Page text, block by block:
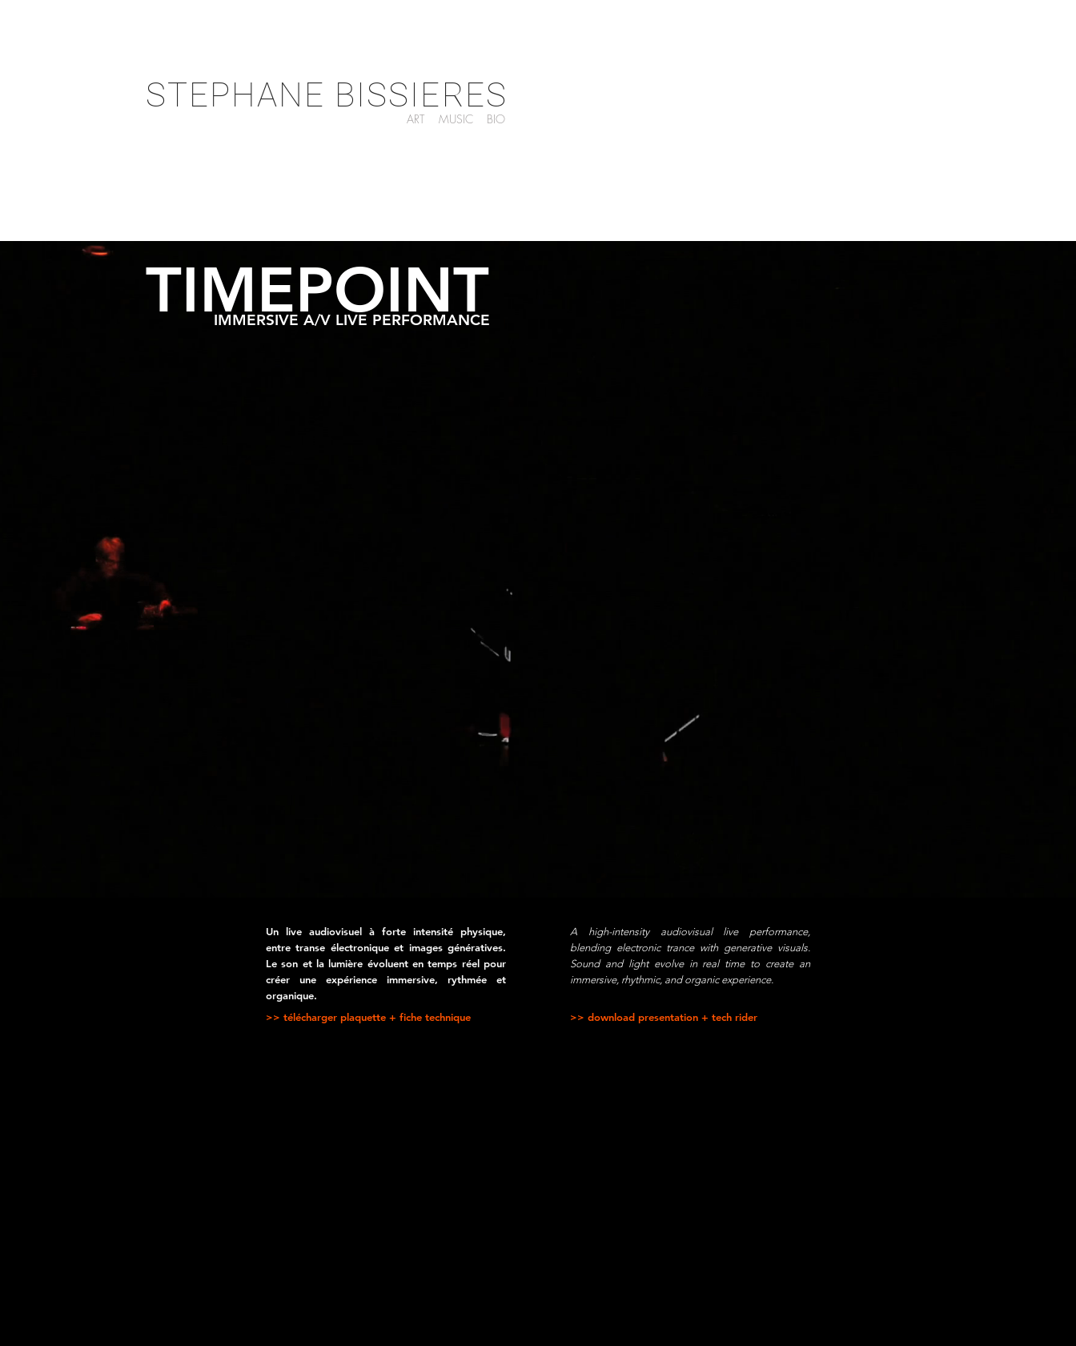
STEPHANE BISSIERES
ART MUSIC BIO
IMMERSIVE A/V LIVE PERFORMANCE
TIMEPOINT
Un live audiovisuel à forte intensité physique,
entre transe électronique et images génératives.
Le son et la lumière évoluent en temps réel pour
créer une expérience immersive, rythmée et
organique.
>> télécharger plaquette + fiche technique
A high-intensity audiovisual live performance,
blending electronic trance with generative visuals.
Sound and light evolve in real time to create an
immersive, rhythmic, and organic experience.
>> download presentation + tech rider